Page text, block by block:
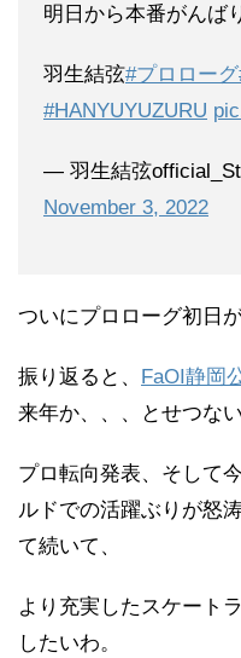
明日から本番がんば
羽生結弦#プロローグ
#HANYUYUZURU
— 羽生結弦
November 3, 2022
ついにプロローグ初日
振り返ると、 FaOI静岡
来年か、、、とせつな
プロ転向発表、そして
ルドでの活躍ぶりが怒
て続いて、
より充実したスケート
したいわ。